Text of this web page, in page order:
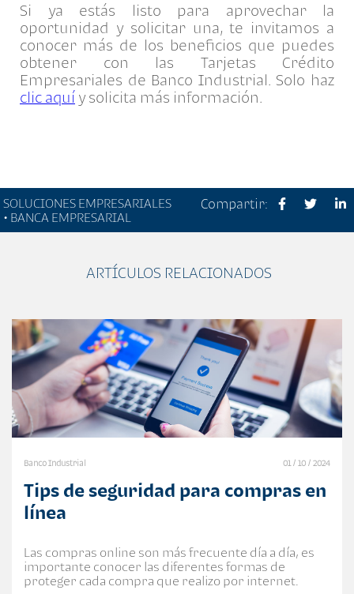
Si ya estás listo para aprovechar la
oportunidad y solicitar una, te invitamos a
conocer más de los beneficios que puedes
obtener con las Tarjetas Crédito
Empresariales de Banco Industrial. Solo haz
clic aquí y solicita más información.
SOLUCIONES EMPRESARIALES
• BANCA EMPRESARIAL
Compartir:
ARTÍCULOS RELACIONADOS
Banco Industrial 01 / 10 / 2024
Tips de seguridad para compras en
línea
Las compras online son más frecuente día a día, es
importante conocer las diferentes formas de
proteger cada compra que realizo por internet.